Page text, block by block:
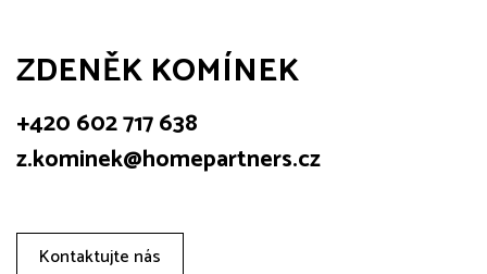
ZDENĚK KOMÍNEK
+420 602 717 638
z.kominek@homepartners.cz
Kontaktujte nás